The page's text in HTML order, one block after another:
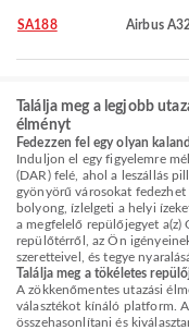
SA188 Airbus
Találja meg a legjobb
élményt
Fedezzen fel egy olyan
Induljon el egy figyelemre
(DAR) felé, ahol a leszállás
gyönyörű városokat
bolyong, ízlelgeti a helyi
a megfelelő repülőjegyet a(z)
repülőtérről, az Ön
szeretteivel, és tegye
Találja meg a tökéletes
A zökkenőmentes utazási
választékot kínáló platform.
összehasonlítani és